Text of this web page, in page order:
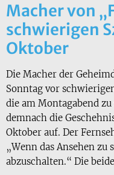
Macher von
schwierigen
Oktober
Die Macher der
Sonntag vor
die am Montagabend
demnach die
Oktober auf. Der
„Wenn das Ansehen
abzuschalten.“ Die